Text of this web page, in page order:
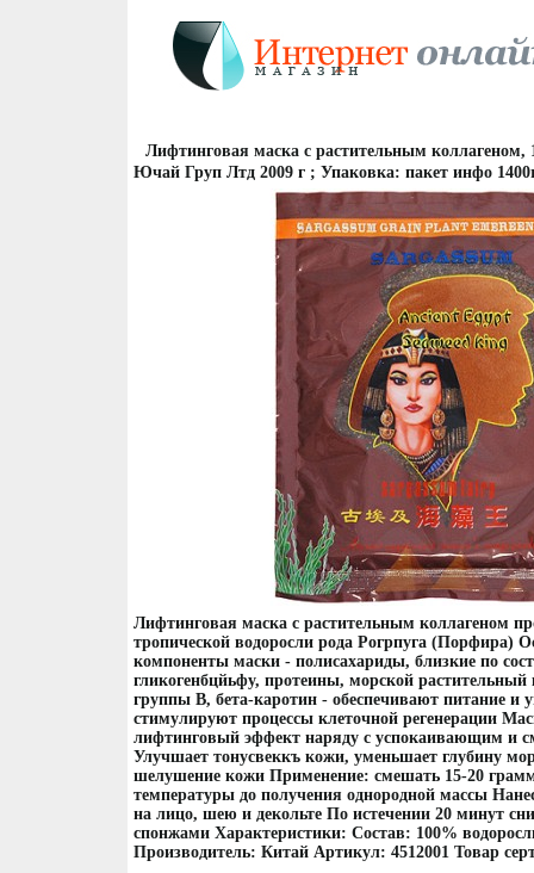
Лифтинговая маска с растительным коллагеном,
Ючай Груп Лтд 2009 г ; Упаковка: пакет инфо
Лифтинговая маска с растительным коллагеном
тропической водоросли рода Рогрпуга (Порфира)
компоненты маски - полисахариды, близкие по
гликогенбцйьфу, протеины, морской
группы В, бета-каротин - обеспечивают питание и
стимулируют процессы клеточной регенерации
лифтинговый эффект наряду с успокаивающим и
Улучшает тонусвеккъ кожи, уменьшает глубину
шелушение кожи Применение: смешать 15-20
температуры до получения однородной массы
на лицо, шею и декольте По истечении 20 минут
спонжами Характеристики: Состав: 100%
Производитель: Китай Артикул: 4512001 Товар